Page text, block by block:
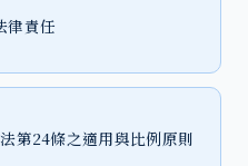
律責任
第24條之適用與比例原則